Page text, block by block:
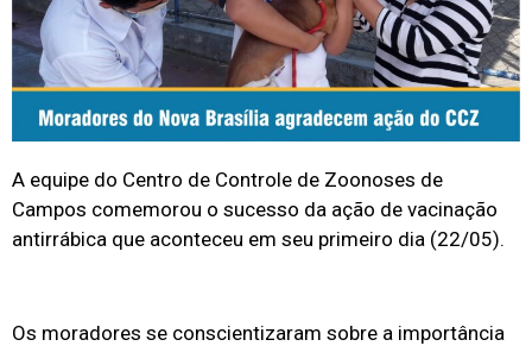
A equipe do Centro de Controle de Zoonoses de
Campos comemorou o sucesso da ação de vacinação
antirrábica que aconteceu em seu primeiro dia (22/05).
Os moradores se conscientizaram sobre a importância